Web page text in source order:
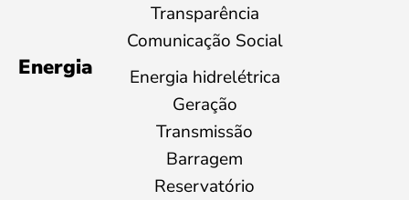
Transparência
Comunicação Social
Energia
Energia hidrelétrica
Geração
Transmissão
Barragem
Reservatório